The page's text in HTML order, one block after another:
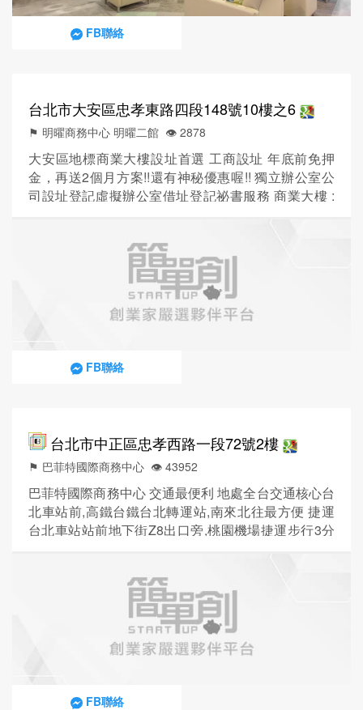
FB聯絡
台北市大安區忠孝東路四段148號10樓之6
⚑ 明曜商務中心 明曜二館 👁️‍ 2878
大安區地標商業大樓設址首選 工商設址 年底前免押
金，再送2個月方案!!還有神秘優惠喔!! 獨立辦公室公
司設址登記虛擬辦公室借址登記祕書服務 商業大樓 :
SOGO忠孝/敦化/復興館、新光三越、明曜百貨、統領
百貨、東區到信義區有許多餐廳、文創、特色創意商
店 歡迎新創事業/ SOHO族/微型...
FB聯絡
台北市中正區忠孝西路一段72號2樓
⚑ 巴菲特國際商務中心 👁️‍ 43952
巴菲特國際商務中心 交通最便利 地處全台交通核心台
北車站前,高鐵台鐵台北轉運站,南來北往最方便 捷運
台北車站站前地下街Z8出口旁,桃園機場捷運步行3分
人臉門禁系統最安全 人臉辨識門禁管制,7天24小時安
心進出,個人辦公室卡片感應門鎖,全天候中興保全全區
保障,領先業界投保國泰產物保險公共意外責任險...
FB聯絡